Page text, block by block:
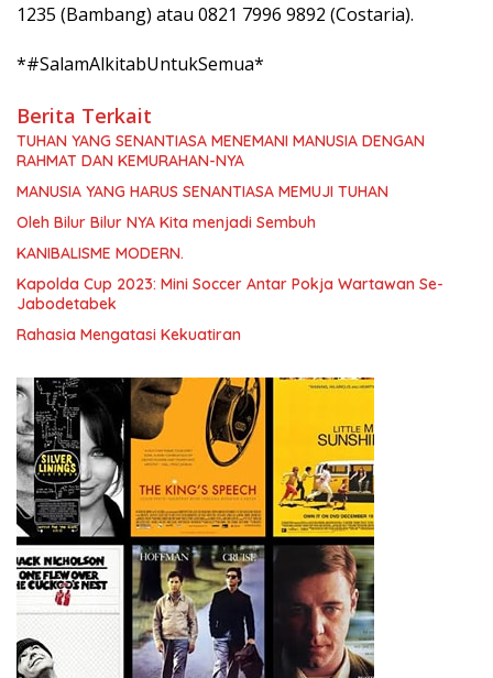
1235 (Bambang) atau 0821 7996 9892 (Costaria).
*#SalamAlkitabUntukSemua*
Berita Terkait
TUHAN YANG SENANTIASA MENEMANI MANUSIA DENGAN
RAHMAT DAN KEMURAHAN-NYA
MANUSIA YANG HARUS SENANTIASA MEMUJI TUHAN
Oleh Bilur Bilur NYA Kita menjadi Sembuh
KANIBALISME MODERN.
Kapolda Cup 2023: Mini Soccer Antar Pokja Wartawan Se-
Jabodetabek
Rahasia Mengatasi Kekuatiran